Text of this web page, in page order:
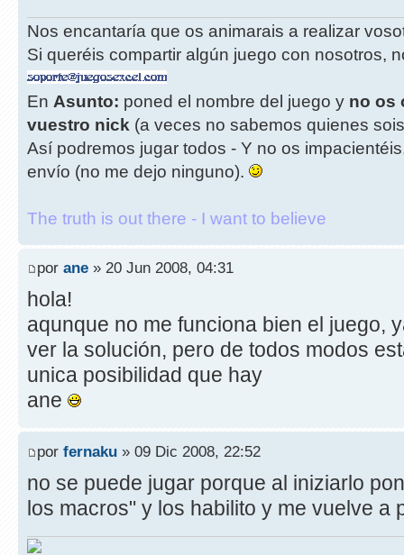
Nos encantaría que os animarais a realizar
Si queréis compartir algún juego con nosotros,
En Asunto: poned el nombre del juego y no os
vuestro nick (a veces no sabemos quienes
Así podremos jugar todos - Y no os
envío (no me dejo ninguno).
The truth is out there - I want to believe
por ane » 20 Jun 2008, 04:31
hola!
aqunque no me funciona bien el juego,
ver la solución, pero de todos modos
unica posibilidad que hay
ane
por fernaku » 09 Dic 2008, 22:52
no se puede jugar porque al iniziarlo
los macros" y los habilito y me vuelve a